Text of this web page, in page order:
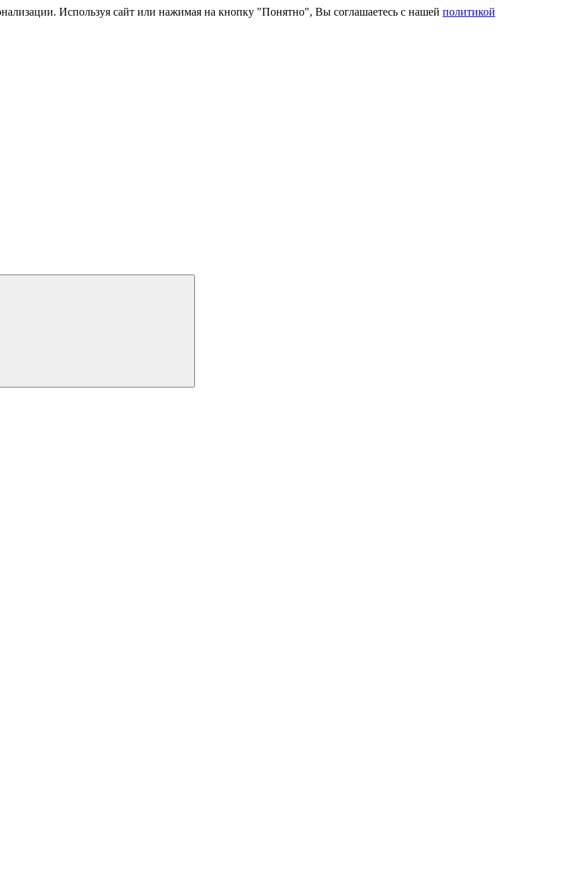
Используя сайт или нажимая на кнопку "Понятно", Вы соглашаетесь с нашей политикой